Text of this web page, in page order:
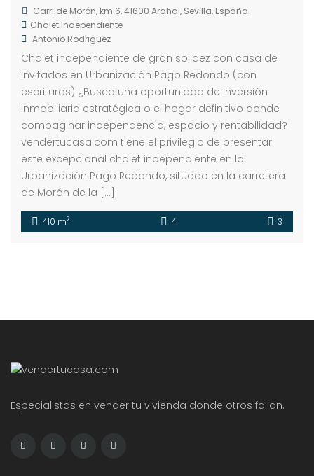
Carr. de Morón, km 6, 41600 Arahal, Sevilla, España
Chalet Independiente
Antonio Rodriguez
Chalet independiente de gran solidez con casa de
invitados en Urbanización Pago Redondo (con
escrituras) ¿Busca una oportunidad de inversión
inmobiliaria estratégica o el hogar definitivo donde
compaginar independencia, espacio y rentabilidad?
vendertucasa.com tiene el privilegio de presentar
este excepcional chalet independiente en la
Urbanización Pago Redondo, situado en la carretera
de Morón de la […]
410 m2 4 3
Especialistas en vender tu vivienda donde otros fallan.